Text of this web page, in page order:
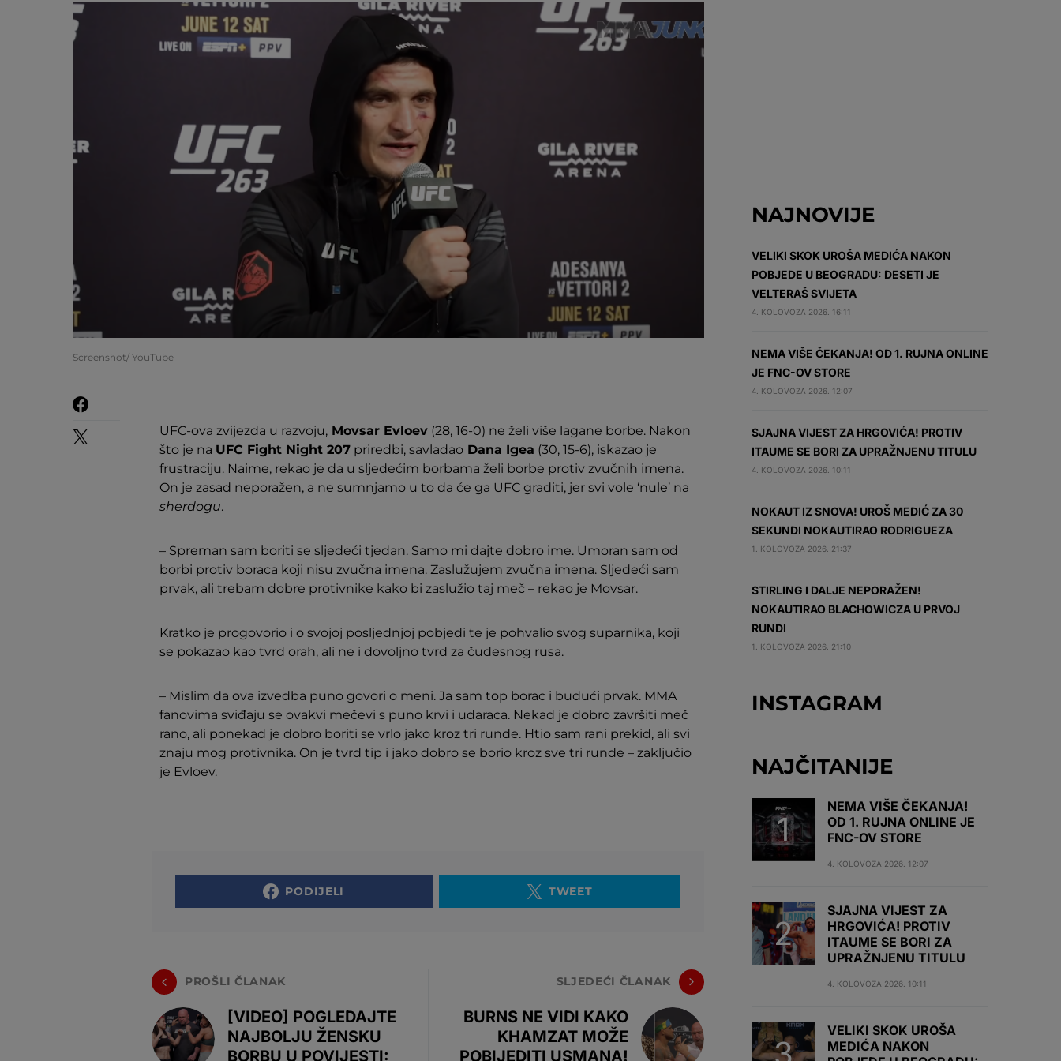
Screenshot/ YouTube
UFC-ova zvijezda u razvoju, Movsar Evloev (28, 16-0) ne želi više lagane borbe. Nakon
što je na UFC Fight Night 207 priredbi, savladao Dana Igea (30, 15-6), iskazao je
frustraciju. Naime, rekao je da u sljedećim borbama želi borbe protiv zvučnih imena.
On je zasad neporažen, a ne sumnjamo u to da će ga UFC graditi, jer svi vole ‘nule’ na
sherdogu.
– Spreman sam boriti se sljedeći tjedan. Samo mi dajte dobro ime. Umoran sam od
borbi protiv boraca koji nisu zvučna imena. Zaslužujem zvučna imena. Sljedeći sam
prvak, ali trebam dobre protivnike kako bi zaslužio taj meč – rekao je Movsar.
Kratko je progovorio i o svojoj posljednjoj pobjedi te je pohvalio svog suparnika, koji
se pokazao kao tvrd orah, ali ne i dovoljno tvrd za čudesnog rusa.
– Mislim da ova izvedba puno govori o meni. Ja sam top borac i budući prvak. MMA
fanovima sviđaju se ovakvi mečevi s puno krvi i udaraca. Nekad je dobro završiti meč
rano, ali ponekad je dobro boriti se vrlo jako kroz tri runde. Htio sam rani prekid, ali svi
znaju mog protivnika. On je tvrd tip i jako dobro se borio kroz sve tri runde – zaključio
je Evloev.
PODIJELI TWEET
PROŠLI ČLANAK
[VIDEO] POGLEDAJTE
NAJBOLJU ŽENSKU
BORBU U POVIJESTI:
SLJEDEĆI ČLANAK
BURNS NE VIDI KAKO
KHAMZAT MOŽE
POBIJEDITI USMANA!
NAJNOVIJE
VELIKI SKOK UROŠA MEDIĆA NAKON
POBJEDE U BEOGRADU: DESETI JE
VELTERAŠ SVIJETA
4. KOLOVOZA 2026. 16:11
NEMA VIŠE ČEKANJA! OD 1. RUJNA ONLINE
JE FNC-OV STORE
4. KOLOVOZA 2026. 12:07
SJAJNA VIJEST ZA HRGOVIĆA! PROTIV
ITAUME SE BORI ZA UPRAŽNJENU TITULU
4. KOLOVOZA 2026. 10:11
NOKAUT IZ SNOVA! UROŠ MEDIĆ ZA 30
SEKUNDI NOKAUTIRAO RODRIGUEZA
1. KOLOVOZA 2026. 21:37
STIRLING I DALJE NEPORAŽEN!
NOKAUTIRAO BLACHOWICZA U PRVOJ
RUNDI
1. KOLOVOZA 2026. 21:10
INSTAGRAM
NAJČITANIJE
NEMA VIŠE ČEKANJA!
OD 1. RUJNA ONLINE JE
FNC-OV STORE
4. KOLOVOZA 2026. 12:07
SJAJNA VIJEST ZA
HRGOVIĆA! PROTIV
ITAUME SE BORI ZA
UPRAŽNJENU TITULU
4. KOLOVOZA 2026. 10:11
VELIKI SKOK UROŠA
MEDIĆA NAKON